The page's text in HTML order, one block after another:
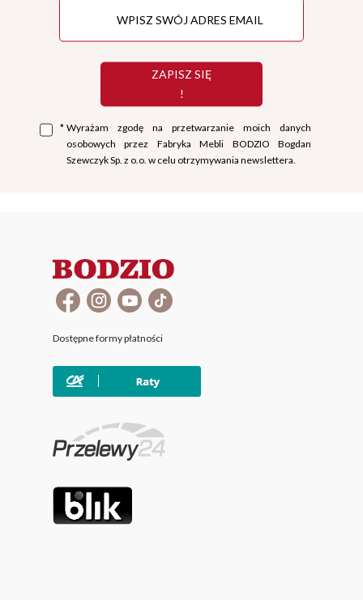
ZAPISZ SIĘ
!
* Wyrażam zgodę na przetwarzanie moich danych
osobowych przez Fabryka Mebli BODZIO Bogdan
Szewczyk Sp. z o.o. w celu otrzymywania newslettera.
Dostępne formy płatności